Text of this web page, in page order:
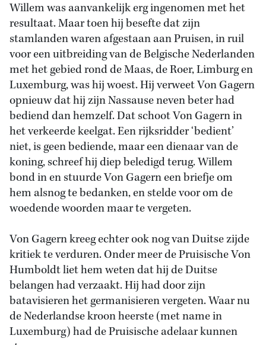
Willem was aanvankelijk erg ingenomen met het
resultaat. Maar toen hij besefte dat zijn
stamlanden waren afgestaan aan Pruisen, in ruil
voor een uitbreiding van de Belgische Nederlanden
met het gebied rond de Maas, de Roer, Limburg en
Luxemburg, was hij woest. Hij verweet Von Gagern
opnieuw dat hij zijn Nassause neven beter had
bediend dan hemzelf. Dat schoot Von Gagern in
het verkeerde keelgat. Een rijksridder ‘bedient’
niet, is geen bediende, maar een dienaar van de
koning, schreef hij diep beledigd terug. Willem
bond in en stuurde Von Gagern een briefje om
hem alsnog te bedanken, en stelde voor om de
woedende woorden maar te vergeten.
Von Gagern kreeg echter ook nog van Duitse zijde
kritiek te verduren. Onder meer de Pruisische Von
Humboldt liet hem weten dat hij de Duitse
belangen had verzaakt. Hij had door zijn
batavisieren het germanisieren vergeten. Waar nu
de Nederlandse kroon heerste (met name in
Luxemburg) had de Pruisische adelaar kunnen